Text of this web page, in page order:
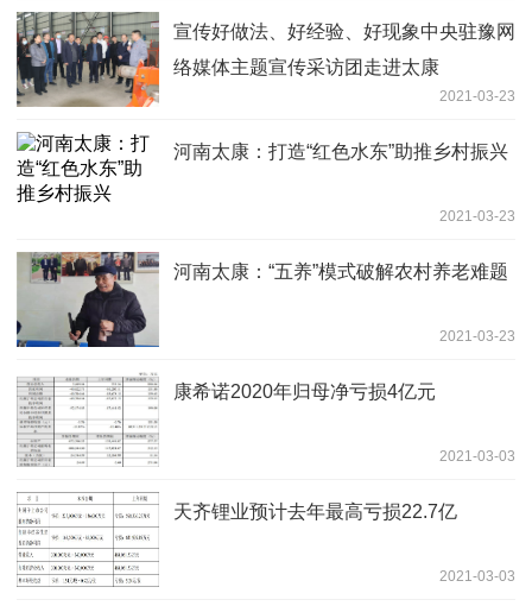
宣传好做法、好经验、好现象中央驻豫网
络媒体主题宣传采访团走进太康
2021-03-23
河南太康：打造“红色水东”助推乡村振兴
2021-03-23
河南太康：“五养”模式破解农村养老难题
2021-03-23
康希诺2020年归母净亏损4亿元
2021-03-03
天齐锂业预计去年最高亏损22.7亿
2021-03-03